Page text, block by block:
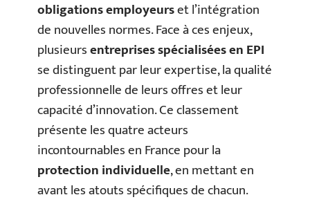
obligations employeurset l’intégration
de nouvelles normes. Face à ces enjeux,
plusieursentreprises spécialisées en EPI
se distinguent par leur expertise, la qualité
professionnelle de leurs offres et leur
capacité d’innovation. Ce classement
présente les quatre acteurs
incontournables en France pour la
protection individuelle, en mettant en
avant les atouts spécifiques de chacun.